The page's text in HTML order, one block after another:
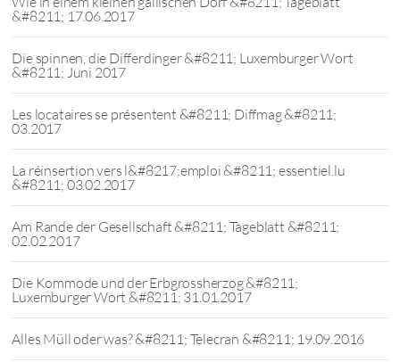
&#8211; 17.06.2017
Die spinnen, die Differdinger &#8211; Luxemburger Wort
&#8211; Juni 2017
Les locataires se présentent &#8211; Diffmag &#8211;
03.2017
La réinsertion vers l&#8217;emploi &#8211; essentiel.lu
&#8211; 03.02.2017
Am Rande der Gesellschaft &#8211; Tageblatt &#8211;
02.02.2017
Die Kommode und der Erbgrossherzog &#8211;
Luxemburger Wort &#8211; 31.01.2017
Alles Müll oder was? &#8211; Telecran &#8211; 19.09.2016